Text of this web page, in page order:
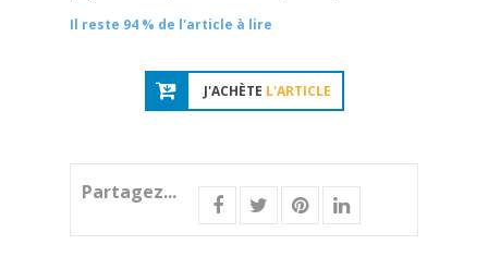
Il reste 94 % de l'article à lire
J'ACHÈTE L'ARTICLE
Partagez...